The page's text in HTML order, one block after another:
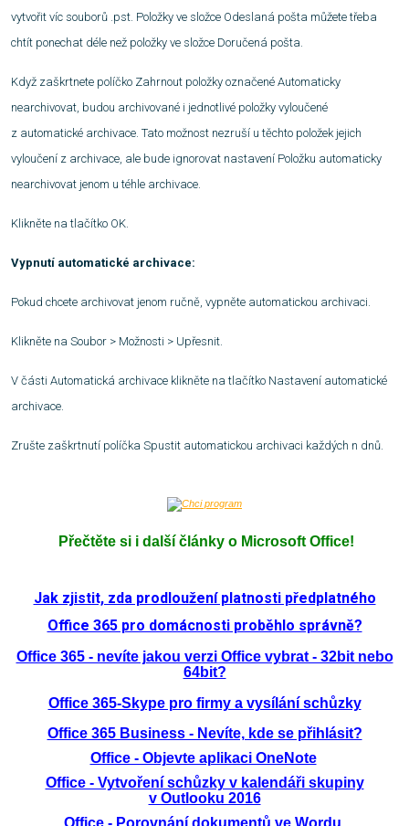
vytvořit víc souborů .pst. Položky ve složce Odeslaná pošta můžete třeba
chtít ponechat déle než položky ve složce Doručená pošta.
Když zaškrtnete políčko Zahrnout položky označené Automaticky
nearchivovat, budou archivované i jednotlivé položky vyloučené
z automatické archivace. Tato možnost nezruší u těchto položek jejich
vyloučení z archivace, ale bude ignorovat nastavení Položku automaticky
nearchivovat jenom u téhle archivace.
Klikněte na tlačítko OK.
Vypnutí automatické archivace:
Pokud chcete archivovat jenom ručně, vypněte automatickou archivaci.
Klikněte na Soubor > Možnosti > Upřesnit.
V části Automatická archivace klikněte na tlačítko Nastavení automatické
archivace.
Zrušte zaškrtnutí políčka Spustit automatickou archivaci každých n dnů.
Přečtěte si i další články o Microsoft Office!
Jak zjistit, zda prodloužení platnosti předplatného
Office 365 pro domácnosti proběhlo správně?
Office 365 - nevíte jakou verzi Office vybrat - 32bit nebo
64bit?
Office 365-Skype pro firmy a vysílání schůzky
Office 365 Business - Nevíte, kde se přihlásit?
Office - Objevte aplikaci OneNote
Office - Vytvoření schůzky v kalendáři skupiny
v Outlooku 2016